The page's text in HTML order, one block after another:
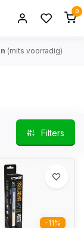
0
(mits voorradig)
Filters
-11%